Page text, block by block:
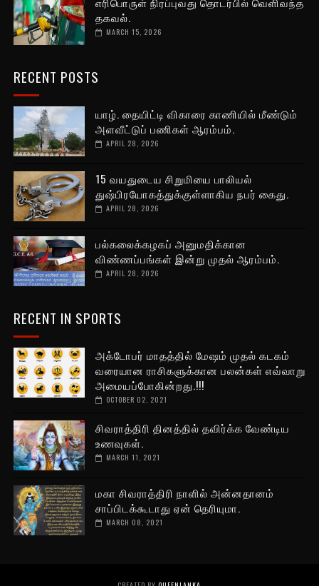
தகவல்.
MARCH 15, 2026
RECENT POSTS
யாழ். தையிட்டி விகாரை காணியில் மீண்டும்
அளவீட்டுப் பணிகள் ஆரம்பம்.
APRIL 28, 2026
15 வயதுடைய சிறுமியை பாலியல்
துஷ்பிரயோகத்துக்குள்ளாகிய நபர் கைது.
APRIL 28, 2026
பல்கலைக்கழகப் அனுமதிக்கான
விண்ணப்பங்கள் இன்று முதல் ஆரம்பம்.
APRIL 28, 2026
RECENT IN SPORTS
அக்டோபர் மாதத்தில் மேஷம் முதல் கடகம்
வரையான ராசிகளுக்கான பலன்கள் எவ்வாறு
அமையப்போகின்றது.!!!
OCTOBER 02, 2021
சிவராத்திரி தினத்தில் தவிர்க்க வேண்டிய
உணவுகள்.
MARCH 11, 2021
மகா சிவராத்திரி நாளில் அன்னதானம்
சாப்பிடக்கூடாது ஏன் தெரியுமா.
MARCH 08, 2021